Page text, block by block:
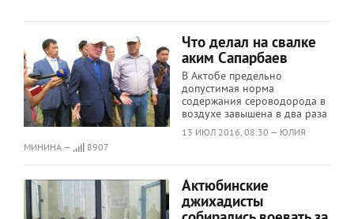
Что делал на свалке
аким Сапарбаев
В Актобе предельно
допустимая норма
содержания сероводорода в
воздухе завышена в два раза
13 ИЮЛ 2016, 08:30 — ЮЛИЯ
МИНИНА —
8907
Актюбинские
джихадисты